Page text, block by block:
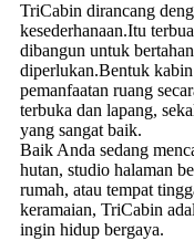
TriCabin dirancang
kesederhanaan.Itu
dibangun untuk
diperlukan.Bentuk
pemanfaatan ruang
terbuka dan lapang,
yang sangat baik.
Baik Anda sedang
hutan, studio halaman
rumah, atau tempat
keramaian, TriCabin
ingin hidup bergaya.